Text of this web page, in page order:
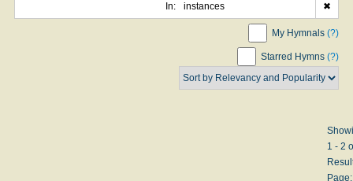
In: instances ✖
My Hymnals (?)
Starred Hymns (?)
1 - 2
Page: